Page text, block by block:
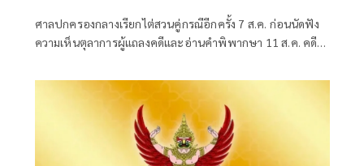
ศาลปกครองกลางเรียกไต่สวนคู่กรณีอีกครั้ง 7 ส.ค. ก่อนนัดฟัง
ความเห็นตุลาการผู้แถลงคดีและอ่านคำพิพากษา 11 ส.ค. คดี
บอร์ดประกันสังคม ยื